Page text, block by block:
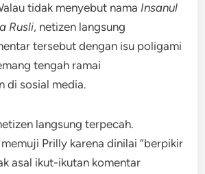
tidak menyebut nama Insanul
Rusli, netizen langsung
tersebut dengan isu poligami
tengah ramai
di sosial media.
langsung terpecah.
Prilly karena dinilai “berpikir
asal ikut-ikutan komentar